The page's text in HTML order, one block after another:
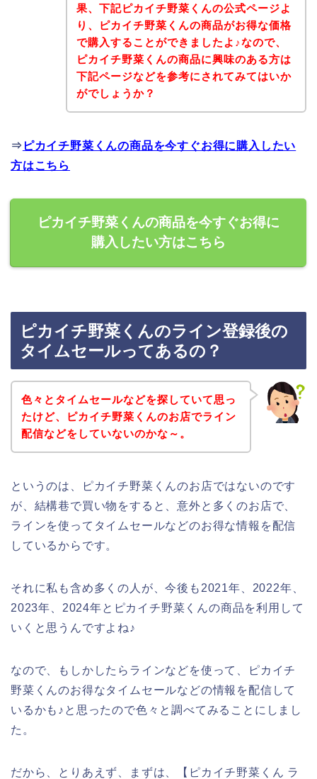
果、下記ピカイチ野菜くんの公式ページよ
り、ピカイチ野菜くんの商品がお得な価格
で購入することができましたよ♪なので、
ピカイチ野菜くんの商品に興味のある方は
下記ページなどを参考にされてみてはいか
がでしょうか？
⇒ ピカイチ野菜くんの商品を今すぐお得に購入したい
方はこちら
ピカイチ野菜くんの商品を今すぐお得に
購入したい方はこちら
ピカイチ野菜くんのライン登録後の
タイムセールってあるの？
色々とタイムセールなどを探していて思っ
たけど、ピカイチ野菜くんのお店でライン
配信などをしていないのかな～。
というのは、ピカイチ野菜くんのお店ではないのです
が、結構巷で買い物をすると、意外と多くのお店で、
ラインを使ってタイムセールなどのお得な情報を配信
しているからです。
それに私も含め多くの人が、今後も2021年、2022年、
2023年、2024年とピカイチ野菜くんの商品を利用して
いくと思うんですよね♪
なので、もしかしたらラインなどを使って、ピカイチ
野菜くんのお得なタイムセールなどの情報を配信して
いるかも♪と思ったので色々と調べてみることにしまし
た。
だから、とりあえず、まずは、【ピカイチ野菜くん ラ